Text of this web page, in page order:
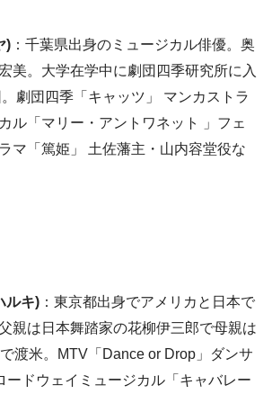
) ：千葉県出身のミュージカル俳優。奥
美。大学在学中に劇団四季研究所に入
劇団四季「キャッツ」 マンカストラ
ル「マリー・アントワネット 」フェ
マ「篤姫」 土佐藩主・山内容堂役な
ルキ) ：東京都出身でアメリカと日本で
親は日本舞踏家の花柳伊三郎で母親は
渡米。MTV「Dance or Drop」ダンサ
ードウェイミュージカル「キャバレー